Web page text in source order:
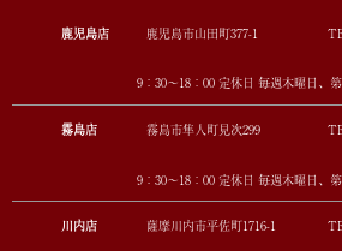
鹿児島店 鹿児島市山田町377-1
9：30～18：00 定休日 毎週木曜日、
霧島店 霧島市隼人町見次299
9：30～18：00 定休日 毎週木曜日、
川内店 薩摩川内市平佐町1716-1